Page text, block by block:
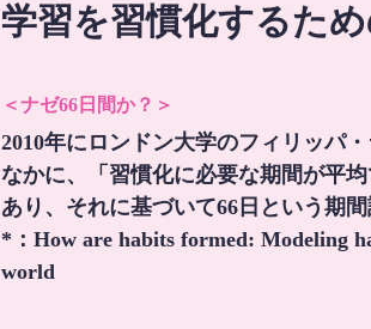
学習を習慣化するた
＜ナゼ66日間か？＞
2010年にロンドン大学のフィリッパ
なかに、「習慣化に必要な期間が平
あり、それに基づいて66日という期
*：How are habits formed: Modeling
world